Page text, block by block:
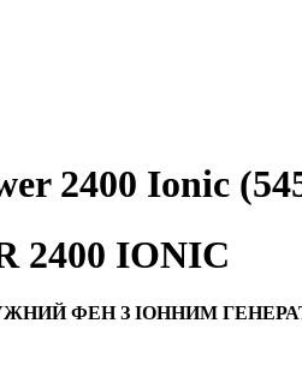
2400 Ionic
2400 IONIC
ФЕН З ІОННИМ